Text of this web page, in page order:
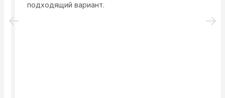
подходящий вариант.